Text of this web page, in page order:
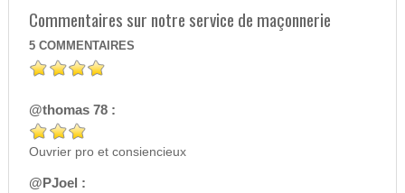
Commentaires sur notre service de maçonnerie
5 COMMENTAIRES
@thomas 78 :
Ouvrier pro et consiencieux
@PJoel :